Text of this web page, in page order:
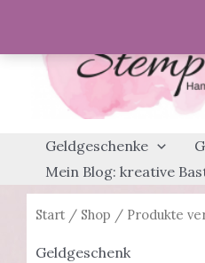
springen
Geldgeschenke
Mein Blog: kreative
Start / Shop / Produkte
Geldgeschenk